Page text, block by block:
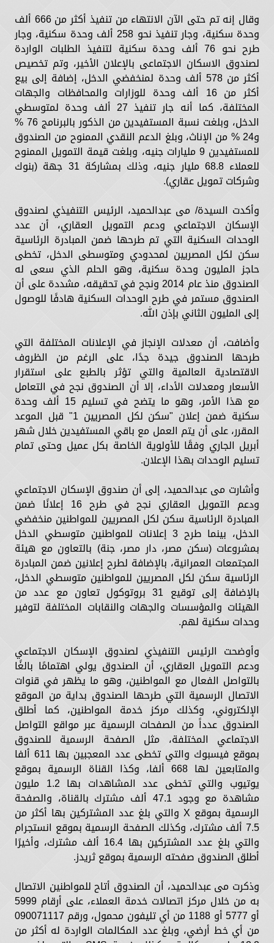
وقال إنه تم حتى الآن الانتهاء من تنفيذ أكثر من 666 ألف
وحدة سكنية، وجار تنفيذ نحو 258 ألف وحدة سكنية، وجار
طرح نحو 76 ألف وحدة سكنية لتنفيذ الطلبات الواردة
لصندوق الاسكان الاجتماعى بالإعلان الأخير، وتم تخصيص
أكثر من 578 ألف وحدة لمنخفضي الدخل، إضافة إلى بيع
أكثر من 16 ألف وحدة للوزارات والمحافظات والجهات
المختلفة، كما أنه جار تنفيذ 27 ألف وحدة لمتوسطي
الدخل، وبلغت نسبة المستفيدين من الذكور بالبرنامج 76 %
و24 % من الإناث، وبلغ الدعم النقدي الممنوح من الصندوق
للمستفيدين 9 مليارات جنيه، وبلغت قيمة التمويل الممنوح
للعملاء 68.8 مليار جنيه، وذلك بمشاركة 31 جهة (بنوك
وشركات تمويل عقاري).
وأكدت السيدة/ مى عبدالحميد، الرئيس التنفيذي لصندوق
الإسكان الاجتماعي ودعم التمويل العقاري، أن عدد
الوحدات السكنية التي تم طرحها ضمن المبادرة الرئاسية
سكن لكل المصريين لمحدودي ومتوسطى الدخل، تخطى
حاجز المليون وحدة سكنية، وهو الحلم الذي سعى له
الصندوق منذ عام 2014 ونجح في تحقيقه، مشددة على أن
الصندوق مستمر في طرح الوحدات السكنية هادفًا للوصول
إلى المليون الثاني بإذن الله.
وأضافت، أن معدلات الإنجاز في الإعلانات المختلفة التي
طرحها الصندوق جيدة جدًا، على الرغم من الظروف
الاقتصادية العالمية والتي تؤثر بالطبع على استقرار
الأسعار ومعدلات الأداء، إلا أن الصندوق نجح في التعامل
مع هذا الأمر، وهو ما يتضح في تسليم 15 ألف وحدة
سكنية ضمن إعلان "سكن لكل المصريين 1" قبل الموعد
المقرر، على أن يتم العمل مع باقي المستفيدين خلال شهر
أبريل الجاري وفقًا للأولوية الخاصة بكل عميل وحتى تمام
تسليم الوحدات بهذا الإعلان.
وأشارت مى عبدالحميد، إلى أن صندوق الإسكان الاجتماعي
ودعم التمويل العقاري نجح في طرح 16 إعلانًا ضمن
المبادرة الرئاسية سكن لكل المصريين للمواطنين منخفضي
الدخل، بينما طرح 3 إعلانات للمواطنين متوسطي الدخل
بمشروعات (سكن مصر، دار مصر، جنة) بالتعاون مع هيئة
المجتمعات العمرانية، بالإضافة لطرح إعلانين ضمن المبادرة
الرئاسية سكن لكل المصريين للمواطنين متوسطي الدخل،
بالإضافة إلى توقيع 31 بروتوكول تعاون مع عدد من
الهيئات والمؤسسات والجهات والنقابات المختلفة لتوفير
وحدات سكنية لهم.
وأوضحت الرئيس التنفيذي لصندوق الإسكان الاجتماعي
ودعم التمويل العقاري، أن الصندوق يولي اهتمامًا بالغًا
بالتواصل الفعال مع المواطنين، وهو ما يظهر في قنوات
الاتصال الرسمية التي طرحها الصندوق بداية من الموقع
الإلكتروني، وكذلك مركز خدمة المواطنين، كما أطلق
الصندوق عدداً من الصفحات الرسمية عبر مواقع التواصل
الاجتماعي المختلفة، مثل الصفحة الرسمية للصندوق
بموقع فيسبوك والتي تخطى عدد المعجبين بها 611 ألفا
والمتابعين لها 668 ألفا، وكذا القناة الرسمية بموقع
يوتيوب والتي تخطى عدد المشاهدات بها 1.2 مليون
مشاهدة مع وجود 47.1 ألف مشترك بالقناة، والصفحة
الرسمية بموقع X والتي بلغ عدد المشتركين بها أكثر من
7.5 ألف مشترك، وكذلك الصفحة الرسمية بموقع انستجرام
والتي بلغ عدد المشتركين بها 16.4 ألف مشترك، وأخيرًا
أطلق الصندوق صفحته الرسمية بموقع ثريدز.
وذكرت مى عبدالحميد، أن الصندوق أتاح للمواطنين الاتصال
به من خلال مركز اتصالات خدمة العملاء، على أرقام 5999
أو 5777 أو 1188 من أي تليفون محمول، ورقم 090071117
من أي خط أرضي، وبلغ عدد المكالمات الواردة له أكثر من